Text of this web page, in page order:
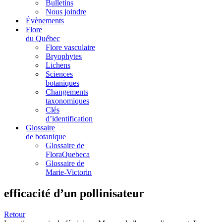
Bulletins
Nous joindre
Évènements
Flore
du Québec
Flore vasculaire
Bryophytes
Lichens
Sciences
botaniques
Changements
taxonomiques
Clés
d’identification
Glossaire
de botanique
Glossaire de
FloraQuebeca
Glossaire de
Marie-Victorin
efficacité d’un pollinisateur
Retour